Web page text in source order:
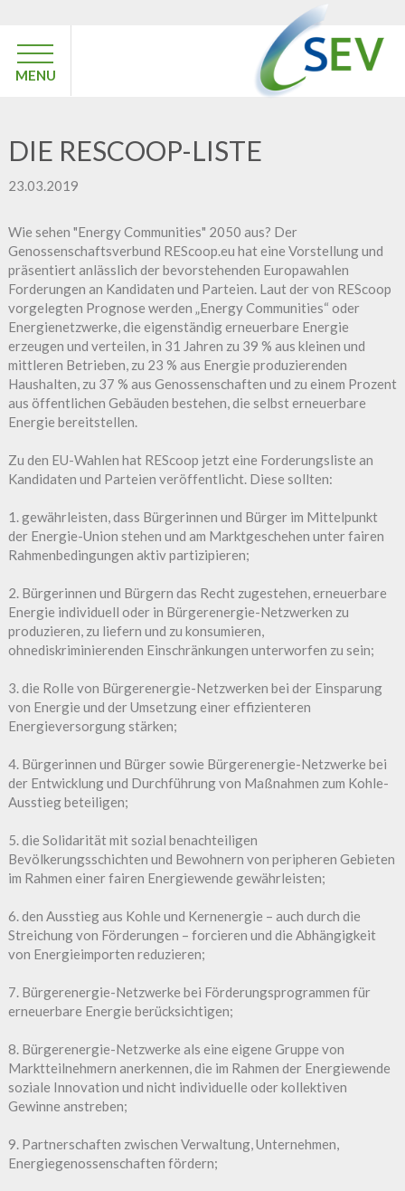
MENU
DIE RESCOOP-LISTE
23.03.2019
Wie sehen "Energy Communities" 2050 aus? Der
Genossenschaftsverbund REScoop.eu hat eine Vorstellung und
präsentiert anlässlich der bevorstehenden Europawahlen
Forderungen an Kandidaten und Parteien. Laut der von REScoop
vorgelegten Prognose werden „Energy Communities“ oder
Energienetzwerke, die eigenständig erneuerbare Energie
erzeugen und verteilen, in 31 Jahren zu 39 % aus kleinen und
mittleren Betrieben, zu 23 % aus Energie produzierenden
Haushalten, zu 37 % aus Genossenschaften und zu einem Prozent
aus öffentlichen Gebäuden bestehen, die selbst erneuerbare
Energie bereitstellen.
Zu den EU-Wahlen hat REScoop jetzt eine Forderungsliste an
Kandidaten und Parteien veröffentlicht. Diese sollten:
1. gewährleisten, dass Bürgerinnen und Bürger im Mittelpunkt
der Energie-Union stehen und am Marktgeschehen unter fairen
Rahmenbedingungen aktiv partizipieren;
2. Bürgerinnen und Bürgern das Recht zugestehen, erneuerbare
Energie individuell oder in Bürgerenergie-Netzwerken zu
produzieren, zu liefern und zu konsumieren,
ohnediskriminierenden Einschränkungen unterworfen zu sein;
3. die Rolle von Bürgerenergie-Netzwerken bei der Einsparung
von Energie und der Umsetzung einer effizienteren
Energieversorgung stärken;
4. Bürgerinnen und Bürger sowie Bürgerenergie-Netzwerke bei
der Entwicklung und Durchführung von Maßnahmen zum Kohle-
Ausstieg beteiligen;
5. die Solidarität mit sozial benachteiligen
Bevölkerungsschichten und Bewohnern von peripheren Gebieten
im Rahmen einer fairen Energiewende gewährleisten;
6. den Ausstieg aus Kohle und Kernenergie – auch durch die
Streichung von Förderungen – forcieren und die Abhängigkeit
von Energieimporten reduzieren;
7. Bürgerenergie-Netzwerke bei Förderungsprogrammen für
erneuerbare Energie berücksichtigen;
8. Bürgerenergie-Netzwerke als eine eigene Gruppe von
Marktteilnehmern anerkennen, die im Rahmen der Energiewende
soziale Innovation und nicht individuelle oder kollektiven
Gewinne anstreben;
9. Partnerschaften zwischen Verwaltung, Unternehmen,
Energiegenossenschaften fördern;